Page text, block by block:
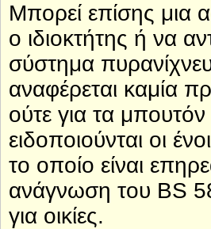
Μπορεί επίσης μια
ο ιδιοκτήτης ή να
σύστημα
αναφέρεται καμία
ούτε για τα
ειδοποιούνται οι
το οποίο είναι
ανάγνωση του BS
για οικίες.